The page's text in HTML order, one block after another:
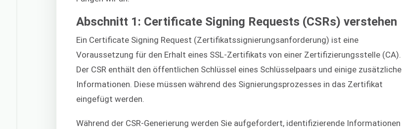
Abschnitt 1: Certificate Signing Requests (CSRs) verstehen
Ein Certificate Signing Request (Zertifikatssignierungsanforderung) ist eine
Voraussetzung für den Erhalt eines SSL-Zertifikats von einer Zertifizierungsstelle (CA).
Der CSR enthält den öffentlichen Schlüssel eines Schlüsselpaars und einige zusätzliche
Informationen. Diese müssen während des Signierungsprozesses in das Zertifikat
eingefügt werden.
Während der CSR-Generierung werden Sie aufgefordert, identifizierende Informationen